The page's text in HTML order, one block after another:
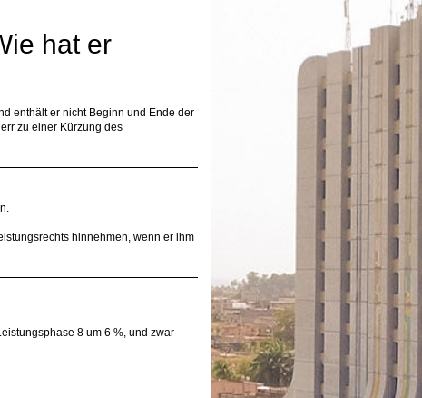
hat er
enthält er nicht Beginn und Ende der
zu einer Kürzung des
hinnehmen, wenn er ihm
8 um 6 %, und zwar